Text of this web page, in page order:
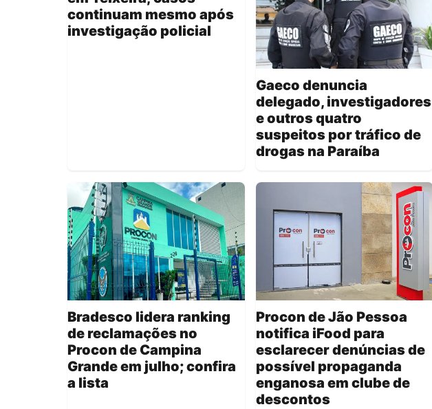
continuam mesmo após
investigação policial
Gaeco denuncia
delegado, investigadores
e outros quatro
suspeitos por tráfico de
drogas na Paraíba
Bradesco lidera ranking
de reclamações no
Procon de Campina
Grande em julho; confira
a lista
Procon de Jão Pessoa
notifica iFood para
esclarecer denúncias de
possível propaganda
enganosa em clube de
descontos